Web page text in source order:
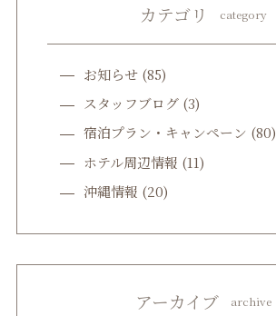
カテゴリ category
お知らせ(85)
スタッフブログ(3)
宿泊プラン・キャンペーン (80)
ホテル周辺情報 (11)
沖縄情報 (20)
アーカイブ archive